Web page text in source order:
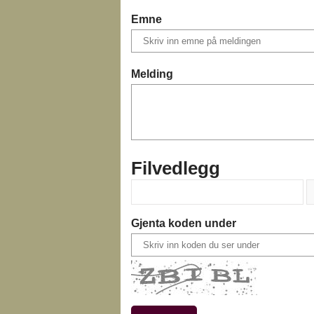
Emne
Melding
Filvedlegg
Gjenta koden under